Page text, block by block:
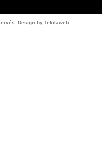
Design by Tekilaweb